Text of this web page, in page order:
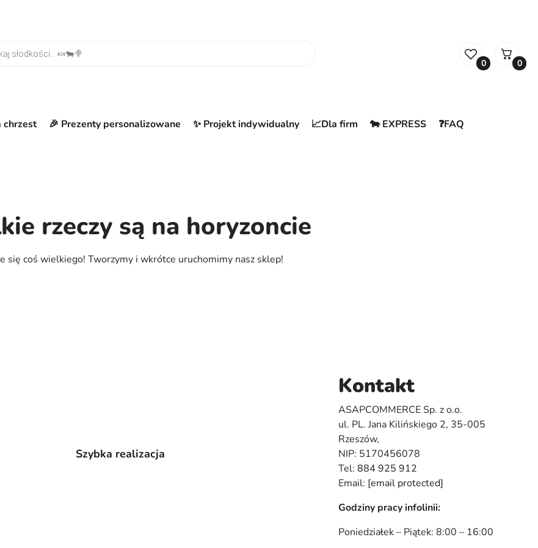
0 0
chrzest 🎉 Prezenty personalizowane ✨ Projekt indywidualny 📈Dla firm 🐄 EXPRESS ❓FAQ
rzeczy są na horyzoncie
się coś wielkiego! Tworzymy i wkrótce uruchomimy nasz sklep!
Szybka realizacja
Kontakt
ASAPCOMMERCE Sp. z o.o.
ul. PL. Jana Kilińskiego 2, 35-005
Rzeszów,
NIP: 5170456078
Tel: 884 925 912
Email: [email protected]
Godziny pracy infolinii:
Poniedziałek – Piątek: 8:00 – 16:00